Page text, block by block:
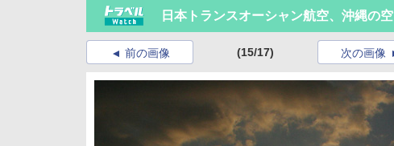
日本トランスオーシャン航空、沖縄の
前の画像 (15/17) 次の画像